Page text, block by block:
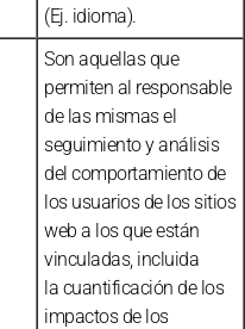
(Ej. idioma).
Son aquellas que
permiten al responsable
de las mismas el
seguimiento y análisis
del comportamiento de
los usuarios de los sitios
web a los que están
vinculadas, incluida
la cuantificación de los
impactos de los